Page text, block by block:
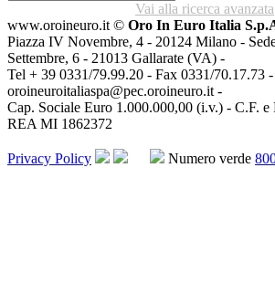
Vai alla ricerca avanzata
www.oroineuro.it © Oro In Euro Italia
Piazza IV Novembre, 4 - 20124 Milano -
Settembre, 6 - 21013 Gallarate (VA) -
Tel + 39 0331/79.99.20 - Fax 0331/70.17.73 -
oroineuroitaliaspa@pec.oroineuro.it -
Cap. Sociale Euro 1.000.000,00 (i.v.) - C.F. e
REA MI 1862372
Privacy Policy Numero verde